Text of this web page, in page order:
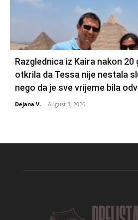
Razglednica iz Kaira nakon 20
otkrila da Tessa nije nestala
nego da je sve vrijeme bila
Dejana V. - August 3, 2026